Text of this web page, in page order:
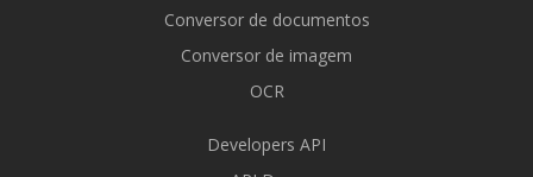
Conversor de documentos
Conversor de imagem
OCR
Developers API